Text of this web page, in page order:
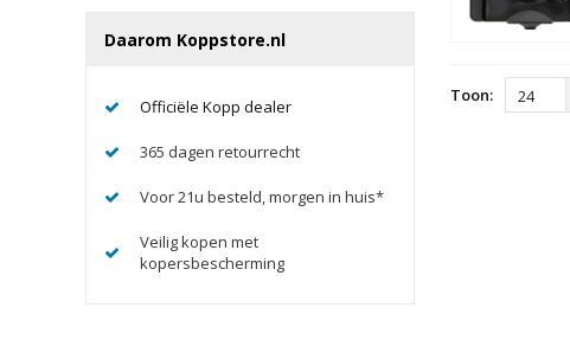
Daarom Koppstore.nl
Officiële Kopp dealer
365 dagen retourrecht
Voor 21u besteld, morgen in huis*
Veilig kopen met
kopersbescherming
Toon: 24